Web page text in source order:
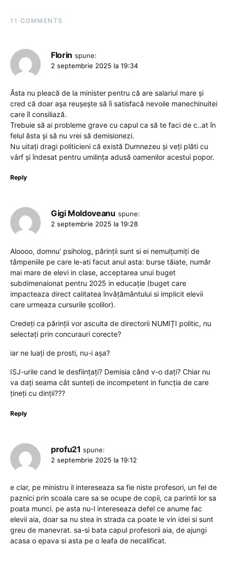
11 COMMENTS
Florin spune:
2 septembrie 2025 la 19:34
Ăsta nu pleacă de la minister pentru că are salariul mare și
cred că doar așa reușește să îi satisfacă nevoile manechinuitei
care îl consiliază.
Trebuie să ai probleme grave cu capul ca să te faci de c..at în
felul ăsta și să nu vrei să demisionezi.
Nu uitați dragi politicieni că există Dumnezeu și veți plăti cu
vârf și îndesat pentru umilința adusă oamenilor acestui popor.
Reply
Gigi Moldoveanu spune:
2 septembrie 2025 la 19:28
Aloooo, domnu’ psiholog, părinții sunt si ei nemulțumiți de
tâmpeniile pe care le-ati facut anul asta: burse tăiate, număr
mai mare de elevi in clase, acceptarea unui buget
subdimenaionat pentru 2025 in educație (buget care
impacteaza direct calitatea învățământului si implicit elevii
care urmeaza cursurile școlilor).
Credeți ca părinții vor asculta de directorii NUMIȚI politic, nu
selectați prin concurauri corecte?
iar ne luați de prosti, nu-i așa?
ISJ-urile cand le desființați? Demisia când v-o dați? Chiar nu
va dați seama cât sunteți de incompetent in funcția de care
țineți cu dinții???
Reply
profu21 spune:
2 septembrie 2025 la 19:12
e clar, pe ministru il intereseaza sa fie niste profesori, un fel de
paznici prin scoala care sa se ocupe de copii, ca parintii lor sa
poata munci. pe asta nu-l intereseaza defel ce anume fac
elevii aia, doar sa nu stea in strada ca poate le vin idei si sunt
greu de manevrat. sa-si bata capul profesorii aia, de ajungi
acasa o epava si asta pe o leafa de necalificat.